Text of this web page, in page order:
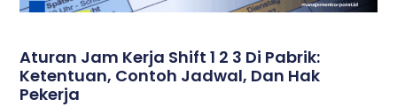
Aturan Jam Kerja Shift 1 2 3 Di Pabrik:
Ketentuan, Contoh Jadwal, Dan Hak
Pekerja